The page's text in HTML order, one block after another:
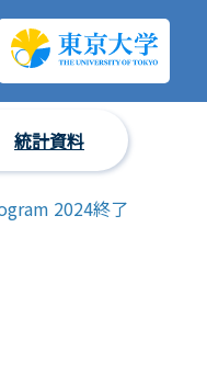
統計資料
2024終了